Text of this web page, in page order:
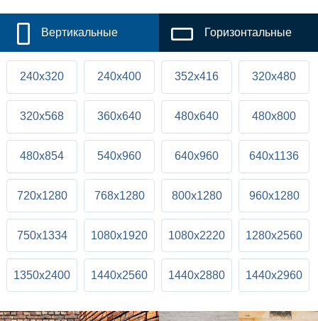
Вертикальные Горизонтальные
240x320 240x400 352x416 320x480
320x568 360x640 480x640 480x800
480x854 540x960 640x960 640x1136
720x1280 768x1280 800x1280 960x1280
750x1334 1080x1920 1080x2220 1280x2560
1350x2400 1440x2560 1440x2880 1440x2960